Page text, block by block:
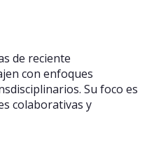
de reciente
con enfoques
Su foco es
colaborativas y